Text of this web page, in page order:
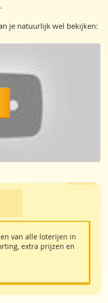
je natuurlijk wel bekijken:
van alle loterijen in
extra prijzen en